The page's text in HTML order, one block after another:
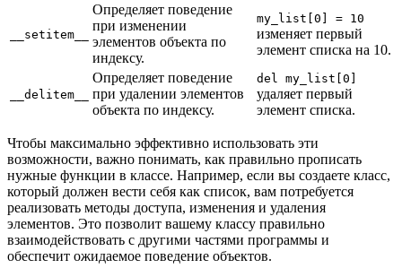
__setitem__
Определяет поведение
при изменении
элементов объекта по
индексу.
my_list[0] = 10
изменяет первый
элемент списка на 10.
__delitem__
Определяет поведение
при удалении элементов
объекта по индексу.
del my_list[0]
удаляет первый
элемент списка.
Чтобы максимально эффективно использовать эти
возможности, важно понимать, как правильно прописать
нужные функции в классе. Например, если вы создаете класс,
который должен вести себя как список, вам потребуется
реализовать методы доступа, изменения и удаления
элементов. Это позволит вашему классу правильно
взаимодействовать с другими частями программы и
обеспечит ожидаемое поведение объектов.